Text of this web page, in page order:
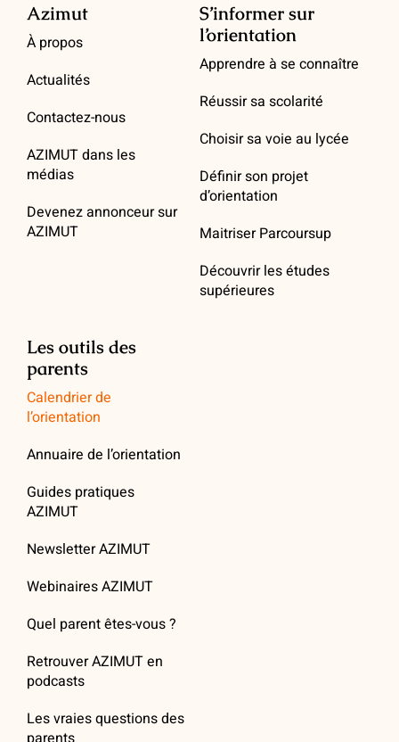
Azimut
À propos
Actualités
Contactez-nous
AZIMUT dans les
médias
Devenez annonceur sur
AZIMUT
S’informer sur
l’orientation
Apprendre à se connaître
Réussir sa scolarité
Choisir sa voie au lycée
Définir son projet
d’orientation
Maitriser Parcoursup
Découvrir les études
supérieures
Les outils des
parents
Calendrier de
l’orientation
Annuaire de l’orientation
Guides pratiques
AZIMUT
Newsletter AZIMUT
Webinaires AZIMUT
Quel parent êtes-vous ?
Retrouver AZIMUT en
podcasts
Les vraies questions des